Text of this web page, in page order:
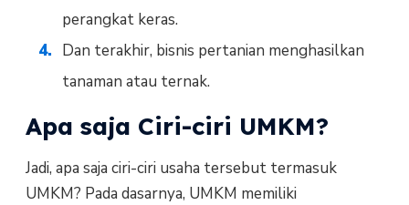
perangkat keras.
Dan terakhir, bisnis pertanian menghasilkan
tanaman atau ternak.
Apa saja Ciri-ciri UMKM?
Jadi, apa saja ciri-ciri usaha tersebut termasuk
UMKM? Pada dasarnya, UMKM memiliki